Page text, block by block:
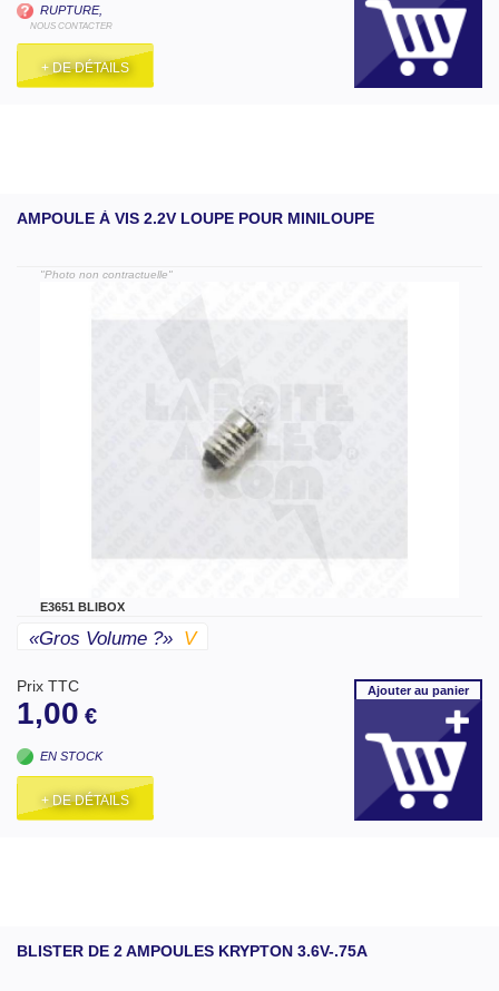
RUPTURE,
NOUS CONTACTER
+ DE DÉTAILS
AMPOULE À VIS 2.2V LOUPE POUR MINILOUPE
"Photo non contractuelle"
E3651 BLIBOX
«gros Volume ?» V
Prix TTC
1,00 €
EN STOCK
+ DE DÉTAILS
Ajouterau panier
BLISTER DE 2 AMPOULES KRYPTON 3.6V-.75A